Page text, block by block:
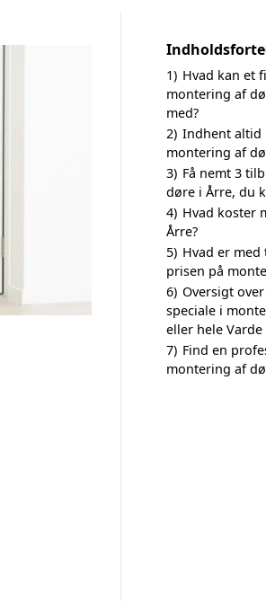
1) Hvad kan et
montering af
med?
2) Indhent altid
montering af
3) Få nemt 3
døre i Årre, du
4) Hvad koster
Årre?
5) Hvad er
prisen på
6) Oversigt
speciale i
eller hele
7) Find en
montering af